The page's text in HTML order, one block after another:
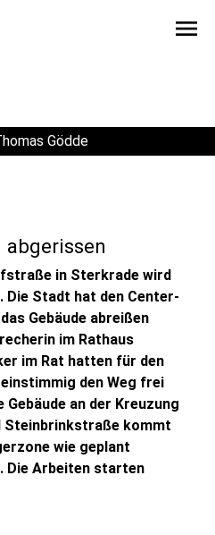
menu
Gödde
in Sterkrade wird
Die Stadt hat den Center-
Gebäude abreißen
im Rathaus
im Rat hatten für den
den Weg frei
an der Kreuzung
Steinbrinkstraße kommt
wie geplant
Die Arbeiten starten